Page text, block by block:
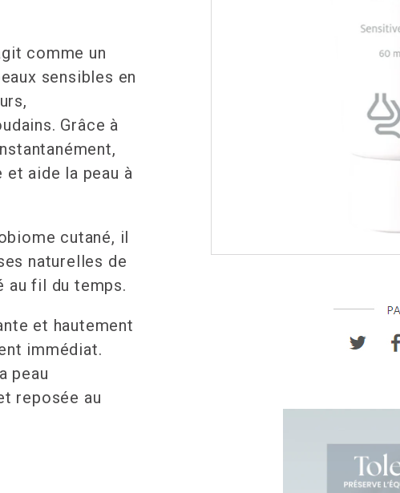
comme un
sensibles en
Grâce à
et aide la peau à
cutané, il
naturelles de
au fil du temps.
et hautement
immédiat.
peau
reposée au
Microneedling
Soins du visage Aquafolia
Fils tenseurs et Peeling Thesera